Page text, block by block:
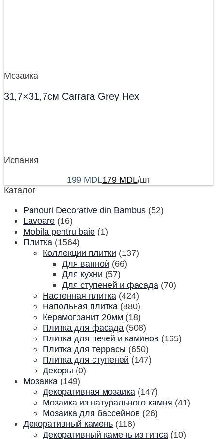
Мозаика
31,7×31,7см Carrara Grey Hex
Испания
199MDL179 MDL/шт
Каталог
Panouri Decorative din Bambus (52)
Lavoare (16)
Mobila pentru baie (1)
Плитка (1564)
Коллекции плитки (137)
Для ванной (66)
Для кухни (57)
Для ступеней и фасада (70)
Настенная плитка (424)
Напольная плитка (880)
Керамогранит 20мм (18)
Плитка для фасада (508)
Плитка для печей и каминов (165)
Плитка для террасы (650)
Плитка для ступеней (147)
Декоры (0)
Мозаика (149)
Декоративная мозаика (147)
Мозаика из натурального камня (41)
Мозаика для бассейнов (26)
Декоративный камень (118)
Декоративный камень из гипса (10)